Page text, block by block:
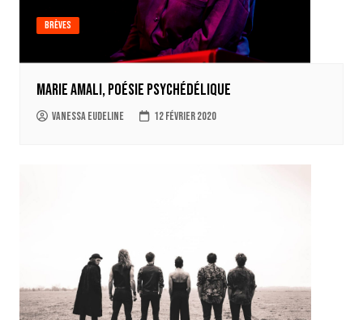
Brèves
Marie Amali, poésie psychédélique
Vanessa Eudeline 12 février 2020